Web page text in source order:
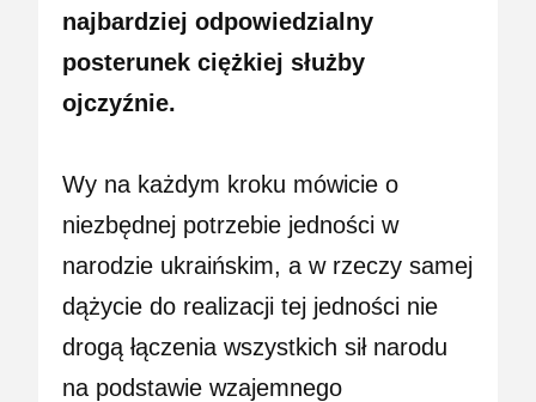
najbardziej odpowiedzialny
posterunek ciężkiej służby
ojczyźnie.
Wy na każdym kroku mówicie o
niezbędnej potrzebie jedności w
narodzie ukraińskim, a w rzeczy samej
dążycie do realizacji tej jedności nie
drogą łączenia wszystkich sił narodu
na podstawie wzajemnego